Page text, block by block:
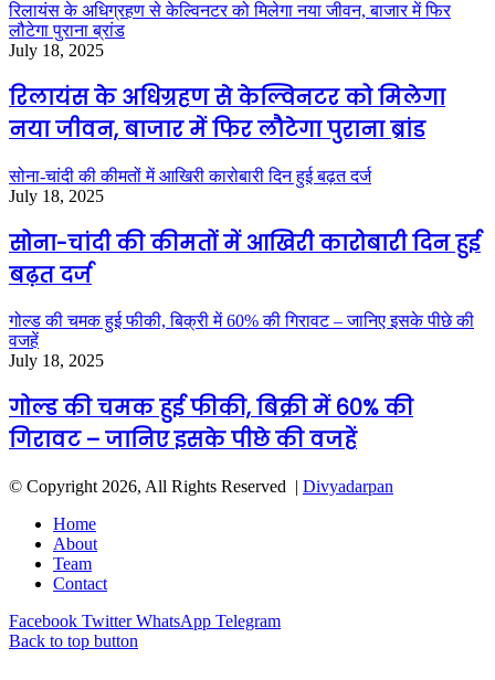
रिलायंस के अधिग्रहण से केल्विनटर को मिलेगा नया जीवन, बाजार में फिर
लौटेगा पुराना ब्रांड
July 18, 2025
रिलायंस के अधिग्रहण से केल्विनटर को मिलेगा
नया जीवन, बाजार में फिर लौटेगा पुराना ब्रांड
सोना-चांदी की कीमतों में आखिरी कारोबारी दिन हुई बढ़त दर्ज
July 18, 2025
सोना-चांदी की कीमतों में आखिरी कारोबारी दिन हुई
बढ़त दर्ज
गोल्ड की चमक हुई फीकी, बिक्री में 60% की गिरावट – जानिए इसके पीछे की
वजहें
July 18, 2025
गोल्ड की चमक हुई फीकी, बिक्री में 60% की
गिरावट – जानिए इसके पीछे की वजहें
© Copyright 2026, All Rights Reserved | Divyadarpan
Home
About
Team
Contact
Facebook Twitter WhatsApp Telegram
Back to top button